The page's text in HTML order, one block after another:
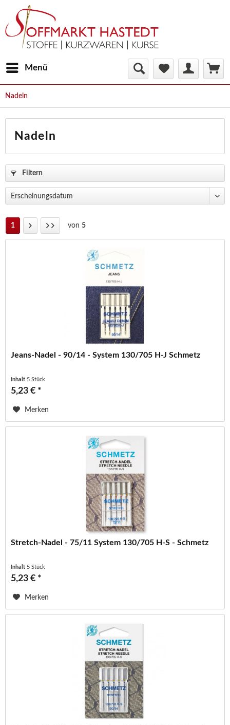
Menü
Nadeln
Nadeln
Filtern
1 von 5
Jeans-Nadel - 90/14 - System 130/705 H-J Schmetz
Inhalt 5 Stück
5,23 € *
Merken
Stretch-Nadel - 75/11 System 130/705 H-S - Schmetz
Inhalt 5 Stück
5,23 € *
Merken